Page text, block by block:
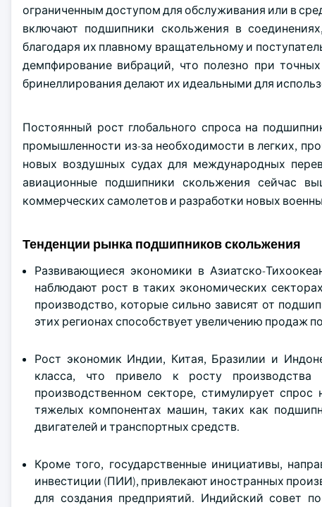
ограниченным доступом для обслуживания или в
включают подшипники скольжения в
благодаря их плавному вращательному и
демпфирование вибраций, что полезно при
бринеллирования делают их идеальными для
Постоянный рост глобального спроса на
промышленности из-за необходимости в легких,
новых воздушных судах для международных
авиационные подшипники скольжения сейчас
коммерческих самолетов и разработки новых
Тенденции рынка подшипников скольжения
Развивающиеся экономики в Азиатско-
наблюдают рост в таких экономических
производство, которые сильно зависят от
этих регионах способствует увеличению продаж
Рост экономик Индии, Китая, Бразилии и
класса, что привело к росту
производственном секторе, стимулирует
тяжелых компонентах машин, таких как
двигателей и транспортных средств.
Кроме того, государственные инициативы,
инвестиции (ПИИ), привлекают иностранных
для создания предприятий. Индийский совет